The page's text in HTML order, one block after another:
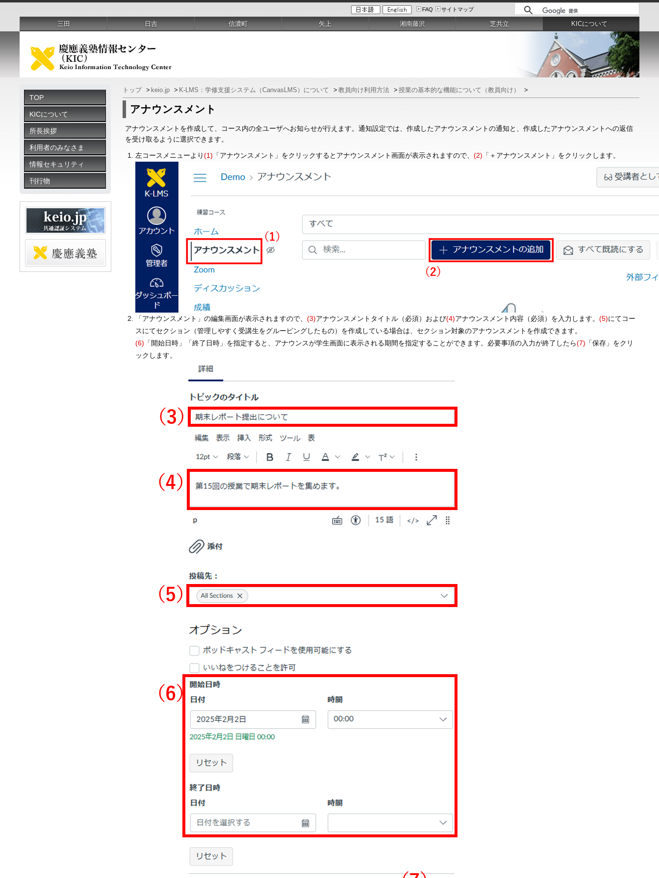
FAQ サイトマップ
TOP
KICについて
所長挨拶
利用者のみなさま
情報セキュリティ
刊行物
トップ > keio.jp > K-LMS：学修支援システム（CanvasLMS）について > 教員向け利用方法 > 授業の基本的な機能について（教員向け） >
アナウンスメント
アナウンスメントを作成して、コース内の全ユーザへお知らせが行えます。通知設定では、作成したアナウンスメントの通知と、作成したアナウンスメントへの返信
を受け取るように選択できます。
左コースメニューより(1) 「アナウンスメント」をクリックするとアナウンスメント画面が表示されますので、(2) 「＋アナウンスメント」をクリックします。
「アナウンスメント」の編集画面が表示されますので、(3)アナウンスメントタイトル（必須）および(4)アナウンスメント内容（必須）を入力します。(5)にてコー
スにてセクション（管理しやすく受講生をグルーピングしたもの）を作成している場合は、セクション対象のアナウンスメントを作成できます。
(6) 「開始日時」「終了日時」を指定すると、アナウンスが学生画面に表示される期間を指定することができます。必要事項の入力が終了したら(7) 「保存」をクリ
ックします。
三田 日吉 信濃町 矢上 湘南藤沢 芝共立 KICについて